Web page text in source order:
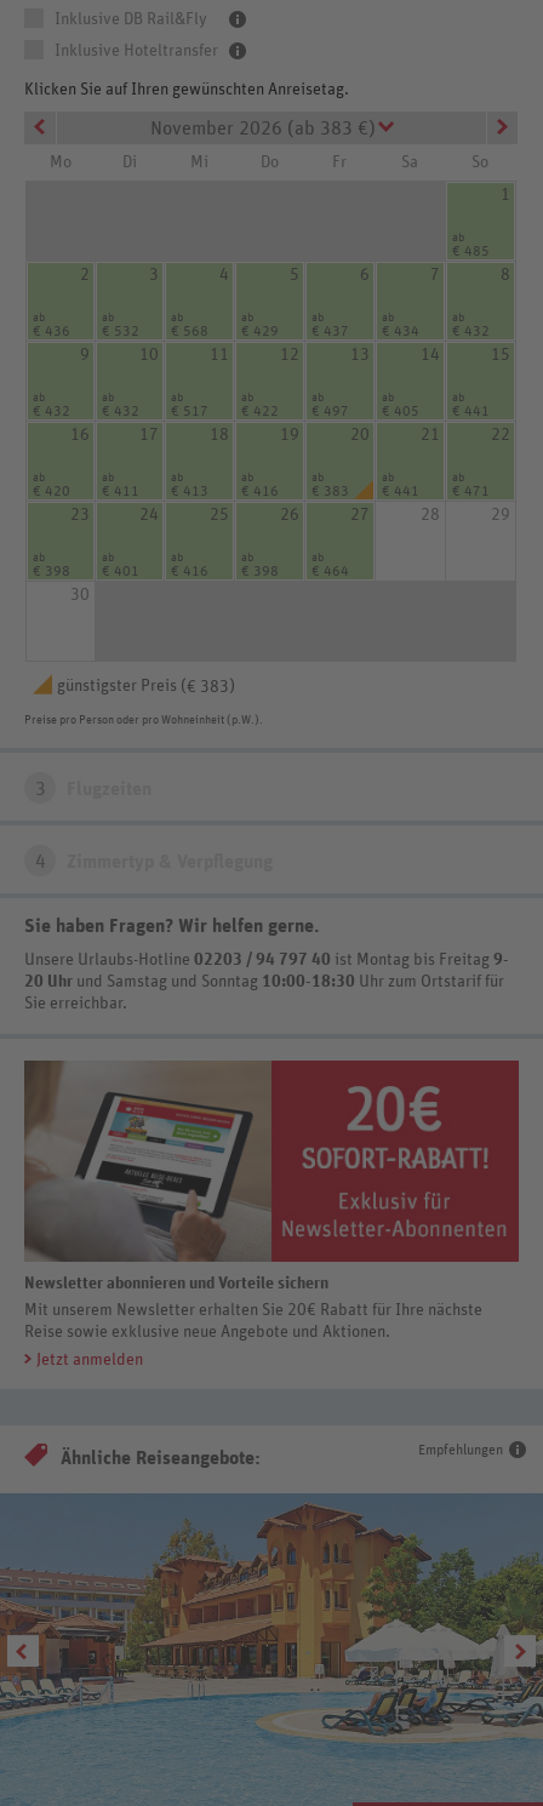
Inklusive DB Rail&Fly
Inklusive Hoteltransfer
Klicken Sie auf Ihren gewünschten Anreisetag.
November 2026 (ab 383 €)
Mo Di Mi Do Fr Sa
So
1
ab
€ 485
2
ab
€ 436
3
ab
€ 532
4
ab
€ 568
5
ab
€ 429
6
ab
€ 437
7
ab
€ 434
8
ab
€ 432
9
ab
€ 432
10
ab
€ 432
11
ab
€ 517
12
ab
€ 422
13
ab
€ 497
14
ab
€ 405
15
ab
€ 441
16
ab
€ 420
17
ab
€ 411
18
ab
€ 413
19
ab
€ 416
20
ab
€ 383
21
ab
€ 441
22
ab
€ 471
23
ab
€ 398
24
ab
€ 401
25
ab
€ 416
26
ab
€ 398
27
ab
€ 464
28 29
30
günstigster Preis (€ 383)
Preise pro Person oder pro Wohneinheit (p.W.).
3
4
Sie haben Fragen? Wir helfen gerne.
Unsere Urlaubs-Hotline 02203 / 94 797 40 ist Montag bis Freitag 9-
20 Uhr und Samstag und Sonntag 10:00-18:30 Uhr zum Ortstarif für
Sie erreichbar.
Newsletter abonnieren und Vorteile sichern
Mit unserem Newsletter erhalten Sie 20€ Rabatt für Ihre nächste
Reise sowie exklusive neue Angebote und Aktionen.
Jetzt anmelden
Empfehlungen
Ähnliche Reiseangebote: